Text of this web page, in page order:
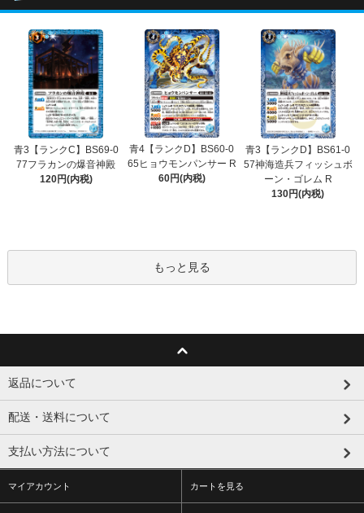
青3【ランクC】BS69-0
77フラカンの爆音神殿
120円(内税)
青4【ランクD】BS60-0
65ヒョウモンパンサー R
60円(内税)
青3【ランクD】BS61-0
57神海造兵フィッシュボ
ーン・ゴレム R
130円(内税)
もっと見る
返品について
配送・送料について
支払い方法について
マイアカウント カートを見る